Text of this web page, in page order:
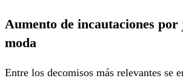
Aumento de incautaciones por
moda
Entre los decomisos más relevantes se